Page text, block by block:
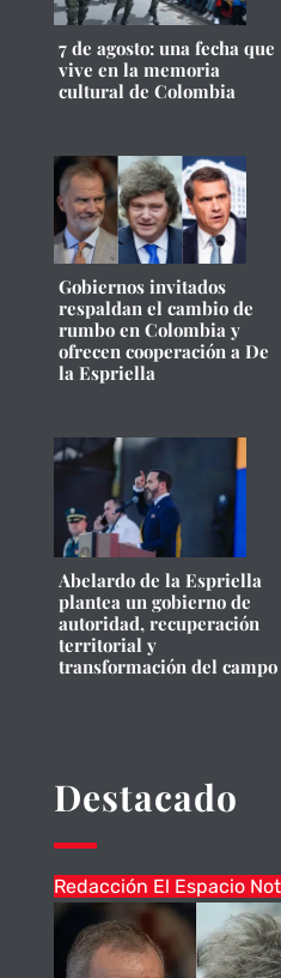
7 de agosto: una fecha que
vive en la memoria
cultural de Colombia
Gobiernos invitados
respaldan el cambio de
rumbo en Colombia y
ofrecen cooperación a De
la Espriella
Abelardo de la Espriella
plantea un gobierno de
autoridad, recuperación
territorial y
transformación del campo
Destacado
Redacción El Espacio